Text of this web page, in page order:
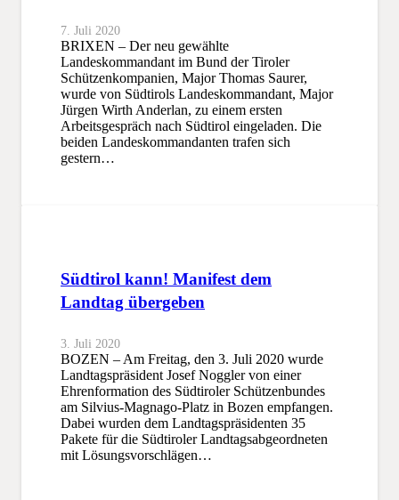
7. Juli 2020
BRIXEN – Der neu gewählte
Landeskommandant im Bund der Tiroler
Schützenkompanien, Major Thomas Saurer,
wurde von Südtirols Landeskommandant, Major
Jürgen Wirth Anderlan, zu einem ersten
Arbeitsgespräch nach Südtirol eingeladen. Die
beiden Landeskommandanten trafen sich
gestern…
Südtirol kann! Manifest dem
Landtag übergeben
3. Juli 2020
BOZEN – Am Freitag, den 3. Juli 2020 wurde
Landtagspräsident Josef Noggler von einer
Ehrenformation des Südtiroler Schützenbundes
am Silvius-Magnago-Platz in Bozen empfangen.
Dabei wurden dem Landtagspräsidenten 35
Pakete für die Südtiroler Landtagsabgeordneten
mit Lösungsvorschlägen…